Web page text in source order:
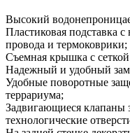
Высокий
Пластиковая подставка
провода и термоковрики;
Съемная крышка с
Надежный и удобный
Удобные поворотные
террариума;
Задвигающиеся клапаны
технологические